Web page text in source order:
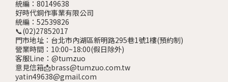
統編：80149638
好時代銅作事業有限公司
統編：52539826
📞(02)27852017
門市地址：台北市內湖區新明路295巷1號1樓(預約制)
營業時間：10:00~18:00(假日除外)
客服Line：@tumzuo
意見信箱📩brass@tumzuo.com.tw
yatin49638@gmail.com